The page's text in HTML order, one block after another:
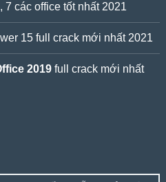
7 các office tốt nhất 2021
15 full crack mới nhất 2021
2019full crack mới nhất